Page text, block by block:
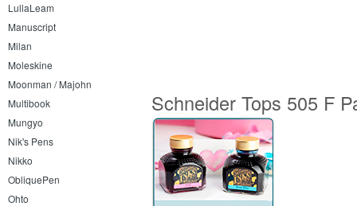
LullaLeam
Manuscript
Milan
Moleskine
Moonman / Majohn
Multibook
Mungyo
Nik's Pens
Nikko
ObliquePen
Ohto
Schneider Tops 505 F